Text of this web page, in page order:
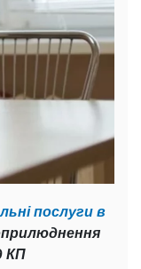
послуги в
КП